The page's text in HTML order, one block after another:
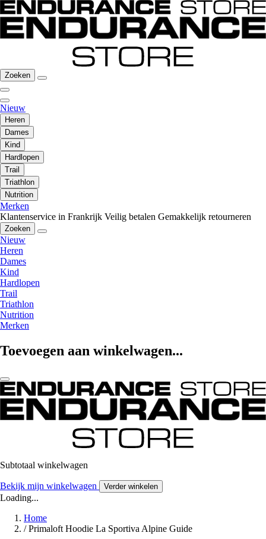
Zoeken
Nieuw
Heren
Dames
Kind
Hardlopen
Trail
Triathlon
Nutrition
Merken
Klantenservice in Frankrijk Veilig betalen Gemakkelijk retourneren
Zoeken
Nieuw
Heren
Dames
Kind
Hardlopen
Trail
Triathlon
Nutrition
Merken
Toevoegen aan winkelwagen...
Subtotaal winkelwagen
Bekijk mijn winkelwagen Verder winkelen
Loading...
Home
/ Primaloft Hoodie La Sportiva Alpine Guide